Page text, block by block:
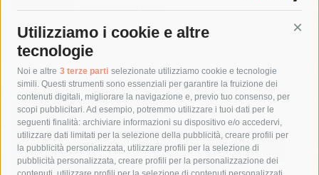
Utilizziamo i cookie e altre
tecnologie
Noi e altre 3 terze parti selezionate utilizziamo cookie e tecnologie
simili. Questi strumenti sono essenziali per garantire la fruizione dei
contenuti digitali, migliorare la navigazione e, previo tuo consenso, per
scopi pubblicitari. Ad esempio, potremmo utilizzare i tuoi dati per le
seguenti finalità: archiviare informazioni su dispositivo e/o accedervi,
utilizzare dati limitati per la selezione della pubblicità, creare profili per
la pubblicità personalizzata, utilizzare profili per la selezione di
pubblicità personalizzata, creare profili per la personalizzazione dei
Tag
acqua allerta meteo
anas
area marina protetta di punta campanella
arresto
Asl Napoli 3 sud
capitaneria di porto capri
carabinieri